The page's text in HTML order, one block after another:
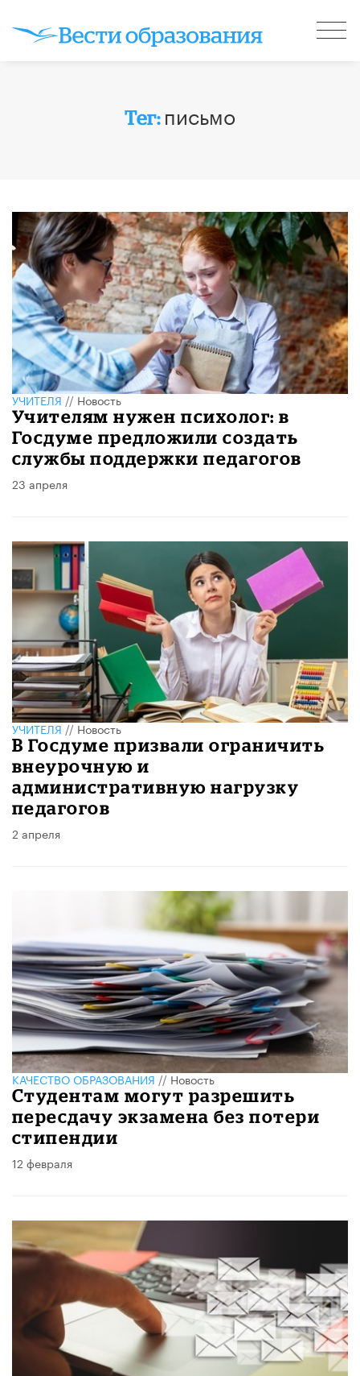
Тег: письмо
УЧИТЕЛЯ//Новость
Учителям нужен психолог: в
Госдуме предложили создать
службы поддержки педагогов
23 апреля
УЧИТЕЛЯ//Новость
В Госдуме призвали ограничить
внеурочную и
административную нагрузку
педагогов
2 апреля
КАЧЕСТВО ОБРАЗОВАНИЯ//Новость
Студентам могут разрешить
пересдачу экзамена без потери
стипендии
12 февраля